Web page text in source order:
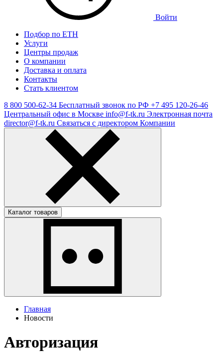
Войти
Подбор по ЕТН
Услуги
Центры продаж
О компании
Доставка и оплата
Контакты
Стать клиентом
8 800 500-62-34 Бесплатный звонок по РФ +7 495 120-26-46
Центральный офис в Москве info@f-tk.ru Электронная почта
director@f-tk.ru Связаться с директором Компании
Каталог товаров
Главная
Новости
Авторизация